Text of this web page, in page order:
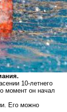
10-летнего
момент он начал
Его можно